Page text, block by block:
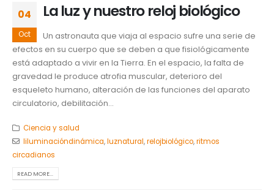
04
Oct
La luz y nuestro reloj biológico
Un astronauta que viaja al espacio sufre una serie de
efectos en su cuerpo que se deben a que fisiológicamente
está adaptado a vivir en la Tierra. En el espacio, la falta de
gravedad le produce atrofia muscular, deterioro del
esqueleto humano, alteración de las funciones del aparato
circulatorio, debilitación...
Ciencia y salud
liluminacióndinámica,luznatural,relojbiológico,ritmos
circadianos
READ MORE...